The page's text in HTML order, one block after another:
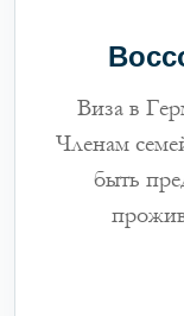
Виза в
Членам
быть